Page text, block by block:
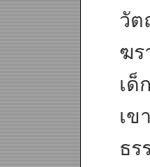
วัต
ฆร
เด็
เข
ธร